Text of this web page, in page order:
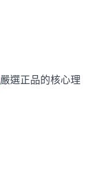
嚴選正品的核心理